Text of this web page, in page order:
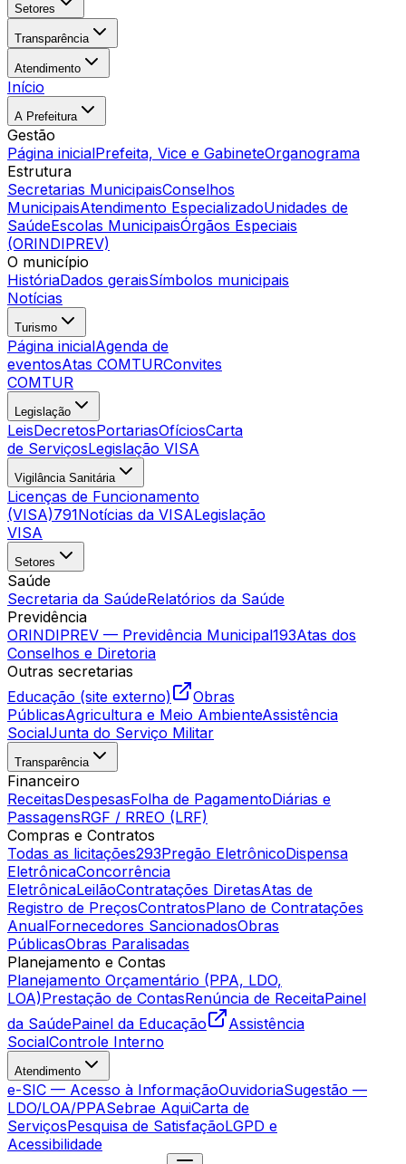
Setores
Transparência
Atendimento
Início
A Prefeitura
Gestão
Página inicialPrefeita, Vice e GabineteOrganograma
Estrutura
Secretarias MunicipaisConselhos
MunicipaisAtendimento EspecializadoUnidades de
SaúdeEscolas MunicipaisÓrgãos Especiais
(ORINDIPREV)
O município
HistóriaDados geraisSímbolos municipais
Notícias
Turismo
Página inicialAgenda de
eventosAtas COMTURConvites
COMTUR
Legislação
LeisDecretosPortariasOfíciosCarta
de ServiçosLegislação VISA
Vigilância Sanitária
Licenças de Funcionamento
(VISA)791Notícias da VISALegislação
VISA
Setores
Saúde
Secretaria da SaúdeRelatórios da Saúde
Previdência
ORINDIPREV — Previdência Municipal193Atas dos
Conselhos e Diretoria
Outras secretarias
Educação (site externo)
Obras
PúblicasAgricultura e Meio AmbienteAssistência
SocialJunta do Serviço Militar
Transparência
Financeiro
ReceitasDespesasFolha de PagamentoDiárias e
PassagensRGF / RREO (LRF)
Compras e Contratos
Todas as licitações293Pregão EletrônicoDispensa
EletrônicaConcorrência
EletrônicaLeilãoContratações DiretasAtas de
Registro de PreçosContratosPlano de Contratações
AnualFornecedores SancionadosObras
PúblicasObras Paralisadas
Planejamento e Contas
Planejamento Orçamentário (PPA, LDO,
LOA)Prestação de ContasRenúncia de ReceitaPainel
da SaúdePainel da Educação
Assistência
SocialControle Interno
Atendimento
e-SIC — Acesso à InformaçãoOuvidoriaSugestão —
LDO/LOA/PPASebrae AquiCarta de
ServiçosPesquisa de SatisfaçãoLGPD e
Acessibilidade